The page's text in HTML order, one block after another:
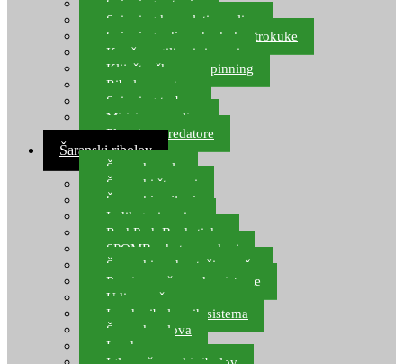
Spinning setovi
Spinning kompleti varalica
Spinning udice, dvokuke, trokuke
Kopče, vrtilice i ringovi
Kliješta, škare za spinning
Ribolov pastrve
Spinning torbe
Mirisi za varalice
Plovci za predatore
Šaranski ribolov
Šaranske role
Šaranski štapovi
Šaranski najloni
Indikatori ugriza
Rod Pod, Banksticks
SPOMB rakete, markeri
Šaranski podmetači, mreže
Pernice za šaranske sisteme
Udice za šarana, amura
Izrada ribolovnih sistema
Šaranska olova
Leadcore